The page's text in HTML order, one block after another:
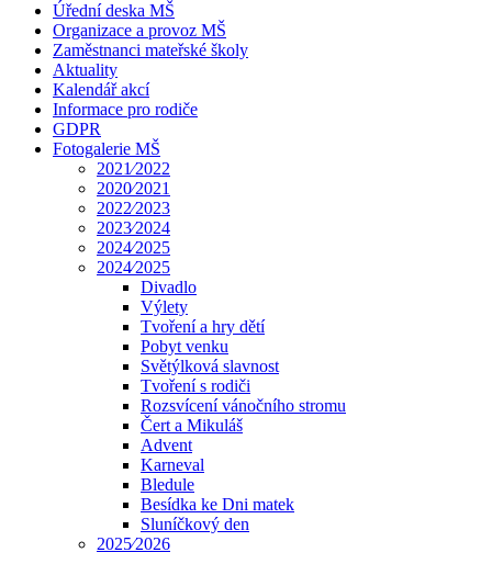
Úřední deska MŠ
Organizace a provoz MŠ
Zaměstnanci mateřské školy
Aktuality
Kalendář akcí
Informace pro rodiče
GDPR
Fotogalerie MŠ
2021⁄2022
2020⁄2021
2022⁄2023
2023⁄2024
2024⁄2025
2024⁄2025
Divadlo
Výlety
Tvoření a hry dětí
Pobyt venku
Světýlková slavnost
Tvoření s rodiči
Rozsvícení vánočního stromu
Čert a Mikuláš
Advent
Karneval
Bledule
Besídka ke Dni matek
Sluníčkový den
2025⁄2026